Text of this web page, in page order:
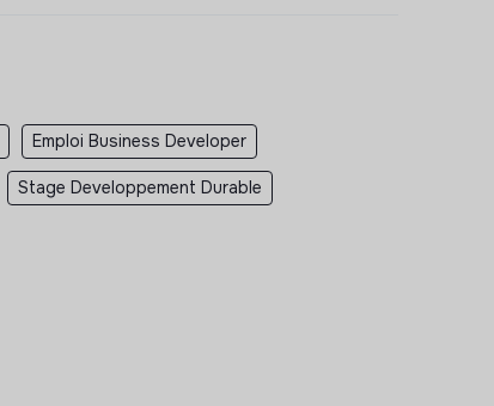
Emploi Business Developer
Stage Developpement Durable